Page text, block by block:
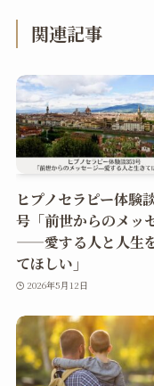
関連記事
ヒプノセラピー体験
号「前世からのメッ
——愛する人と人生
てほしい」
2026年5月12日